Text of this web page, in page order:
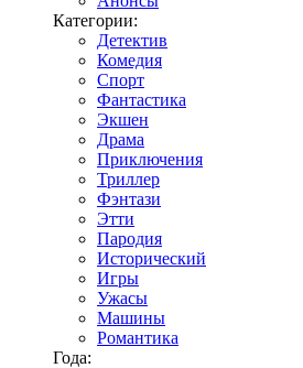
Категории:
Детектив
Комедия
Спорт
Фантастика
Экшен
Драма
Приключения
Триллер
Фэнтази
Этти
Пародия
Исторический
Игры
Ужасы
Машины
Романтика
Года: